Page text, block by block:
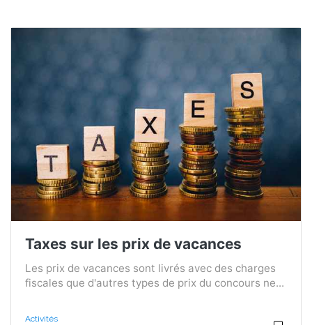
Taxes sur les prix de vacances
Les prix de vacances sont livrés avec des charges
fiscales que d'autres types de prix du concours ne...
Activités